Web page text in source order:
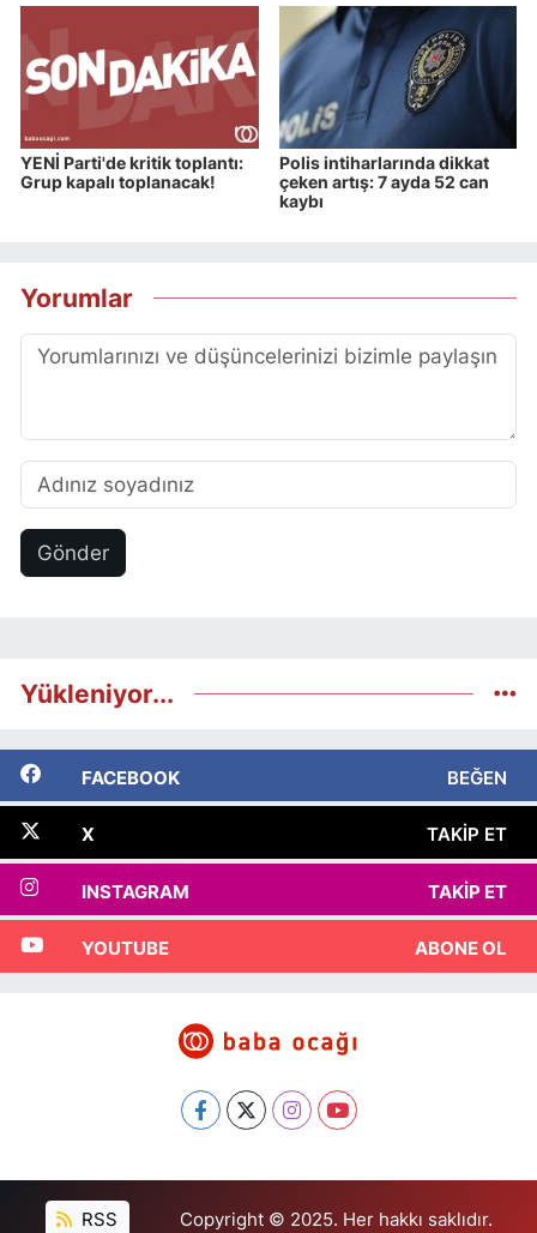
YENİ Parti'de kritik toplantı:
Grup kapalı toplanacak!
Polis intiharlarında dikkat
çeken artış: 7 ayda 52 can
kaybı
Yorumlar
Gönder
Yükleniyor...
FACEBOOK BEĞEN
X TAKIP ET
INSTAGRAM TAKIP ET
YOUTUBE ABONE OL
RSS Copyright © 2025. Her hakkı saklıdır.